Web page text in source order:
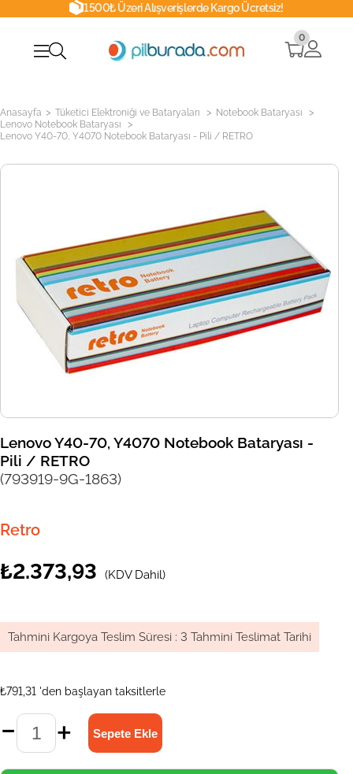
1500₺ Üzeri Alışverişlerde Kargo Ücretsiz!
0
Anasayfa > Tüketici Elektroniği ve Bataryaları > Notebook Bataryası >
Lenovo Notebook Bataryası >
Lenovo Y40-70, Y4070 Notebook Bataryası - Pili / RETRO
Lenovo Y40-70, Y4070 Notebook Bataryası -
Pili / RETRO
(793919-9G-1863)
Retro
₺2.373,93 (KDV Dahil)
Tahmini Kargoya Teslim Süresi : 3 Tahmini Teslimat Tarihi
₺791,31 'den başlayan taksitlerle